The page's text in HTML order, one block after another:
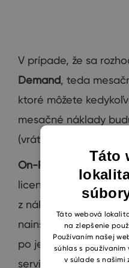
V prípade, že sa
Demand, teda
ktoré môžete
mesačné náklady
(vrátane aktualizácii
On-Premise
licencie a úhrade
z nákladov licencií).
nainštalujeme na váš
po jeho zakúpení.
servisnej podpory, v
Táto
Táto webová
na zlepšenie
Používaním našej
súhlas s používaním
v súlade s našimi